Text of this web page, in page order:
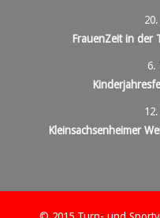
FrauenZeit in der
6.
Kleinsachsenheimer